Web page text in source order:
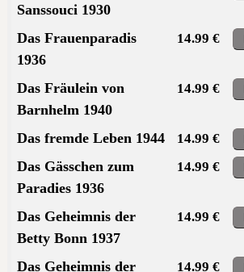
Sanssouci 1930
Das Frauenparadis
1936
14.99 €
Das Fräulein von
Barnhelm 1940
14.99 €
Das fremde Leben 1944 14.99 €
Das Gässchen zum
Paradies 1936
14.99 €
Das Geheimnis der
Betty Bonn 1937
14.99 €
Das Geheimnis der
14.99 €